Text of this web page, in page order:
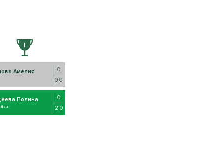
Амелия
0
0 0
Полина
jitsu
0
2 0